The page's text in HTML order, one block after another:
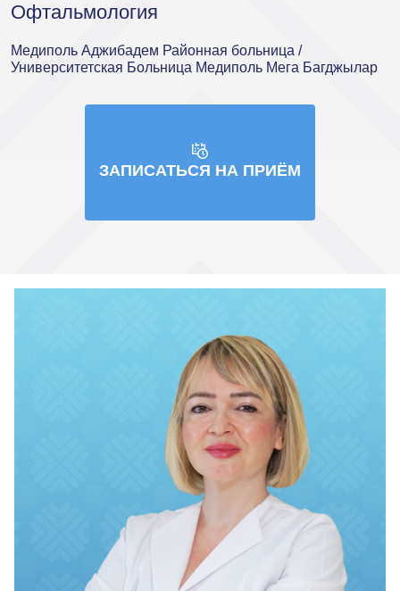
Офтальмология
Медиполь Аджибадем Районная больница /
Университетская Больница Медиполь Мега Багджылар
ЗАПИСАТЬСЯ НА ПРИЁМ